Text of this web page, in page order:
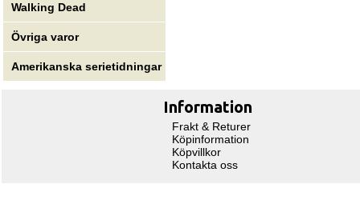
Walking Dead
Övriga varor
Amerikanska serietidningar
Information
Frakt & Returer
Köpinformation
Köpvillkor
Kontakta oss